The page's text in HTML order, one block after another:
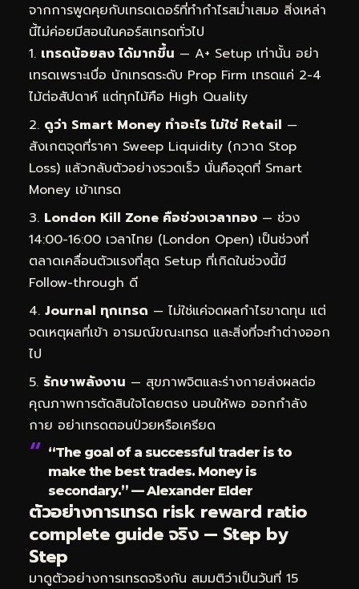
จากการพูดคุยกับเทรดเดอร์ที่ทำกำไรสม่ำเสมอ สิ่งเหล่า
นี้ไม่ค่อยมีสอนในคอร์สเทรดทั่วไป
เทรดน้อยลง ได้มากขึ้น — A+ Setup เท่านั้น อย่า
เทรดเพราะเบื่อ นักเทรดระดับ Prop Firm เทรดแค่ 2-4
ไม้ต่อสัปดาห์ แต่ทุกไม้คือ High Quality
ดูว่า Smart Money ทำอะไร ไม่ใช่ Retail —
สังเกตจุดที่ราคา Sweep Liquidity (กวาด Stop
Loss) แล้วกลับตัวอย่างรวดเร็ว นั่นคือจุดที่ Smart
Money เข้าเทรด
London Kill Zone คือช่วงเวลาทอง — ช่วง
14:00-16:00 เวลาไทย (London Open) เป็นช่วงที่
ตลาดเคลื่อนตัวแรงที่สุด Setup ที่เกิดในช่วงนี้มี
Follow-through ดี
Journal ทุกเทรด — ไม่ใช่แค่จดผลกำไรขาดทุน แต่
จดเหตุผลที่เข้า อารมณ์ขณะเทรด และสิ่งที่จะทำต่างออก
ไป
รักษาพลังงาน — สุขภาพจิตและร่างกายส่งผลต่อ
คุณภาพการตัดสินใจโดยตรง นอนให้พอ ออกกำลัง
กาย อย่าเทรดตอนป่วยหรือเครียด
“The goal of a successful trader is to
make the best trades. Money is
secondary.” — Alexander Elder
ตัวอย่างการเทรด risk reward ratio
complete guide จริง — Step by
Step
มาดูตัวอย่างการเทรดจริงกัน สมมติว่าเป็นวันที่ 15